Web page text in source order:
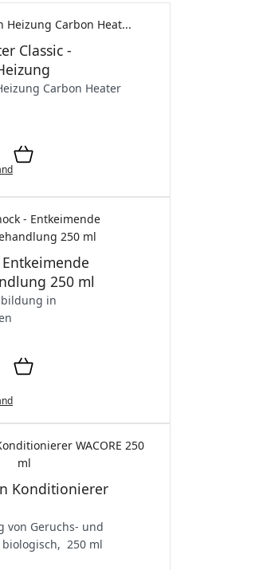
Classic -
Carbon Heater
250 ml
in
Konditionierer
von Geruchs- und
250 ml